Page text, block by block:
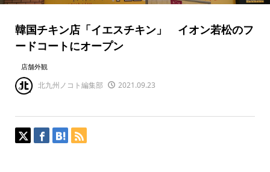
韓国チキン店「イエスチキン」 イオン若松のフ
ードコートにオープン
店舗外観
北九州ノコト編集部 2021.09.23